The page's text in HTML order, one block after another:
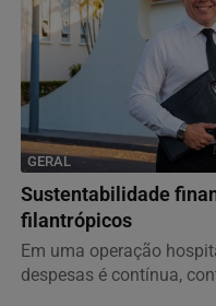
GERAL
Sustentabilidade
filantrópicos
Em uma operação
despesas é contínua,